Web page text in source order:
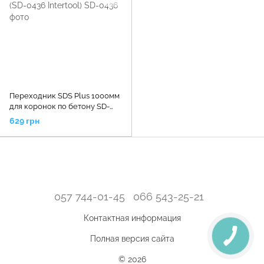
Переходник SDS Plus 1000мм
для коронок по бетону SD-
0421, SD-0422 (SD-0436
Intertool)
629 грн
057 744-01-45 066 543-25-21
Контактная информация
Полная версия сайта
© 2026